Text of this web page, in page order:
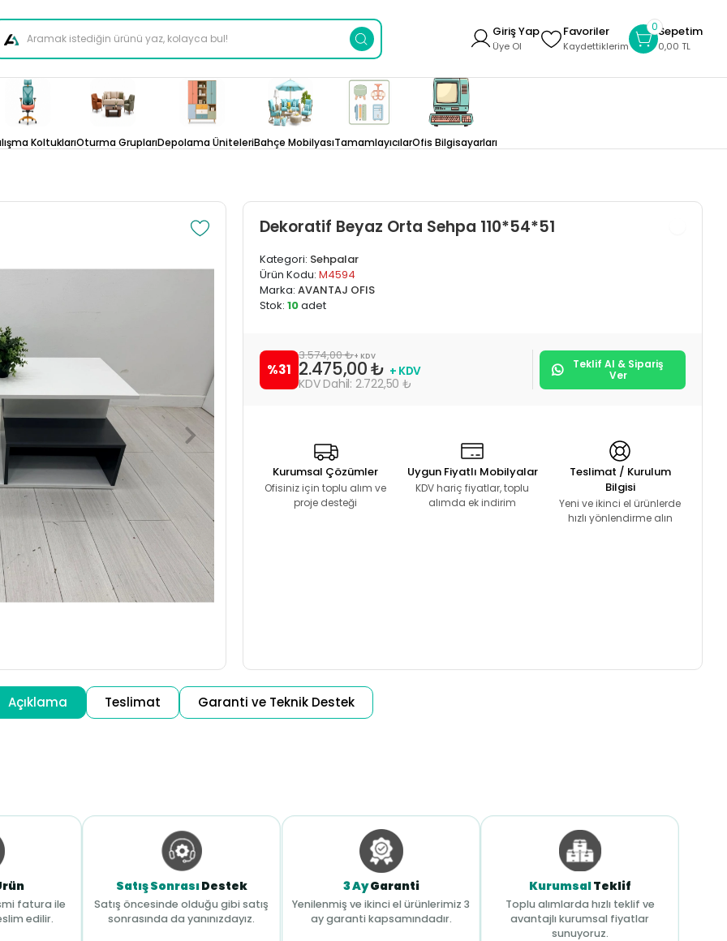
Giriş Yap
Üye Ol
Favoriler
Kaydettiklerim
0Sepetim
0,00 TL
KoltuklarıOturma GruplarıDepolama ÜniteleriBahçe MobilyasıTamamlayıcılarOfis Bilgisayarları
Dekoratif Beyaz Orta Sehpa 110*54*51
Kategori: Sehpalar
Ürün Kodu:M4594
Marka:AVANTAJ OFIS
Stok:10adet
%31
3.574,00 ₺+ KDV
2.475,00 ₺ + KDV
2.722,50 ₺
Teklif Al & Sipariş
Ver
Kurumsal Çözümler
Ofisiniz için toplu alım ve
proje desteği
Uygun Fiyatlı Mobilyalar
KDV hariç fiyatlar, toplu
alımda ek indirim
Teslimat / Kurulum
Bilgisi
Yeni ve ikinci el ürünlerde
hızlı yönlendirme alın
Açıklama Teslimat Garanti ve Teknik Destek
fatura ile
edilir.
Satış SonrasıDestek
Satış öncesinde olduğu gibi satış
sonrasında da yanınızdayız.
3 AyGaranti
Yenilenmiş ve ikinci el ürünlerimiz 3
ay garanti kapsamındadır.
KurumsalTeklif
Toplu alımlarda hızlı teklif ve
avantajlı kurumsal fiyatlar
sunuyoruz.